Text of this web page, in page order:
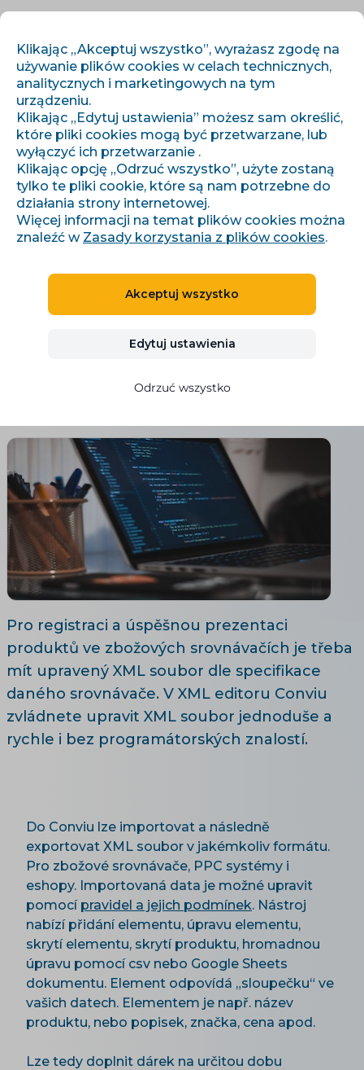
Úvod ›Artykuły i informacje›
Jak upravovat XML data v Conviu pro zbožové porovnávače
Jak upravovat XML data
v Conviu pro zbožové
porovnávače
Ivana Broklová
Pro registraci a úspěšnou prezentaci
produktů ve zbožových srovnávačích je třeba
mít upravený XML soubor dle specifikace
daného srovnávače. V XML editoru Conviu
zvládnete upravit XML soubor jednoduše a
rychle i bez programátorských znalostí.
Do Conviu lze importovat a následně
exportovat XML soubor v jakémkoliv formátu.
Pro zbožové srovnávače, PPC systémy i
eshopy. Importovaná data je možné upravit
pomocí pravidel a jejich podmínek. Nástroj
nabízí přidání elementu, úpravu elementu,
skrytí elementu, skrytí produktu, hromadnou
úpravu pomocí csv nebo Google Sheets
dokumentu. Element odpovídá „sloupečku“ ve
vašich datech. Elementem je např. název
produktu, nebo popisek, značka, cena apod.
Lze tedy doplnit dárek na určitou dobu
Klikając „Akceptuj wszystko”, wyrażasz zgodę na
używanie plików cookies w celach technicznych,
analitycznych i marketingowych na tym
urządzeniu.
Klikając „Edytuj ustawienia” możesz sam określić,
które pliki cookies mogą być przetwarzane, lub
wyłączyć ich przetwarzanie .
Klikając opcję „Odrzuć wszystko”, użyte zostaną
tylko te pliki cookie, które są nam potrzebne do
działania strony internetowej.
Więcej informacji na temat plików cookies można
znaleźć w Zasady korzystania z plików cookies.
Akceptuj wszystko
Edytuj ustawienia
Odrzuć wszystko